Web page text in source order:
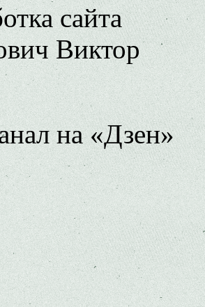
сайта
Виктор
на «Дзен»